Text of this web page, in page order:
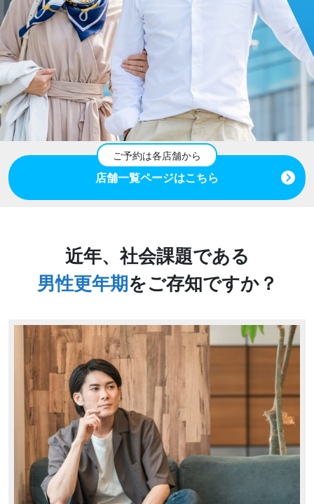
店舗一覧ページはこちら
近年、社会課題である
男性更年期をご存知ですか？